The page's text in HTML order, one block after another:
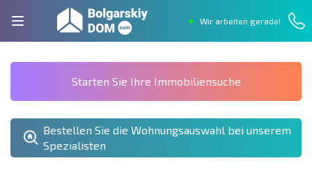
Wir arbeiten gerade!
Starten Sie Ihre Immobiliensuche
Bestellen Sie die Wohnungsauswahl bei unserem
Spezialisten